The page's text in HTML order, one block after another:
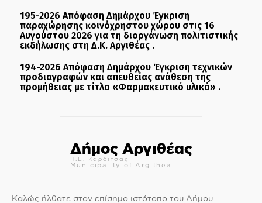
195-2026 Απόφαση Δημάρχου Έγκριση
παραχώρησης κοινόχρηστου χώρου στις 16
Αυγούστου 2026 για τη διοργάνωση πολιτιστικής
εκδήλωσης στη Δ.Κ. Αργιθέας .
194-2026 Απόφαση Δημάρχου Έγκριση τεχνικών
προδιαγραφών και απευθείας ανάθεση της
προμήθειας με τίτλο «Φαρμακευτικό υλικό» .
Δήμος Αργιθέας
Π.Ε. Καρδίτσας
Municipality of Argithea
Καλώς ήλθατε στον επίσημο ιστότοπο του Δήμου